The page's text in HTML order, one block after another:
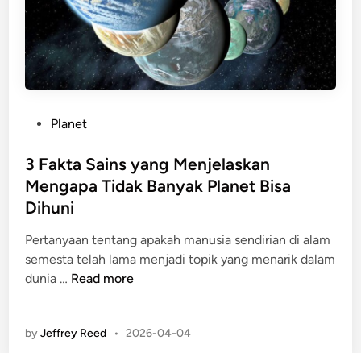
s
t
e
i
n
Planet
3 Fakta Sains yang Menjelaskan
Mengapa Tidak Banyak Planet Bisa
Dihuni
Pertanyaan tentang apakah manusia sendirian di alam
semesta telah lama menjadi topik yang menarik dalam
dunia … 3
k
Read more
byJeffrey Reed • 2026-04-04